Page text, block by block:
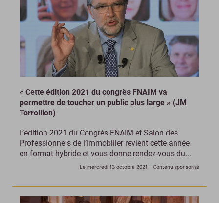
« Cette édition 2021 du congrès FNAIM va
permettre de toucher un public plus large » (JM
Torrollion)
L’édition 2021 du Congrès FNAIM et Salon des
Professionnels de l’Immobilier revient cette année
en format hybride et vous donne rendez-vous du...
Le mercredi 13 octobre 2021 - Contenu sponsorisé